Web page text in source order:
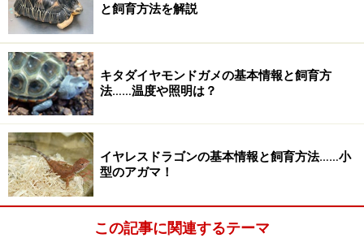
非常に高価ではありますが黄色から白っぽいアルビノも
います。
イグアナ飼育の魅力2：温和
一般の方のイメージでは、恐竜のイメージがあるのでし
ょうか、こういう生き物は凶暴、みたいに捉えられがち
なんですが、グリーンイグアナは穏和な性格をしている
生き物です。少なくとも、積極的に攻撃してきたりする
と飼育方法を解説
キタダイヤモンドガメの基本情報と飼育方
法……温度や照明は？
イヤレスドラゴンの基本情報と飼育方法……小
型のアガマ！
この記事に関連するテーマ